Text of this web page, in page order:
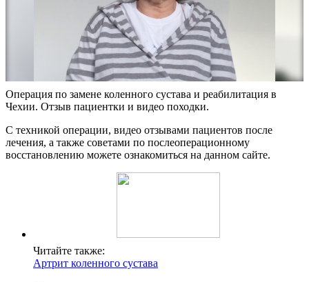
Операция по замене коленного сустава и реабилитация в
Чехии. Отзыв пациентки и видео походки.
С техникой операции, видео отзывами пациентов после
лечения, а также советами по послеоперационному
восстановлению можете ознакомиться на данном сайте.
Читайте также:
Артрит коленного сустава